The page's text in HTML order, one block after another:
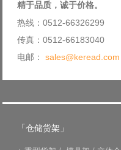
精于品质，诚于价格。
热线：0512-66326299
传真：0512-66183040
电邮： sales@keread.com
「仓储货架」